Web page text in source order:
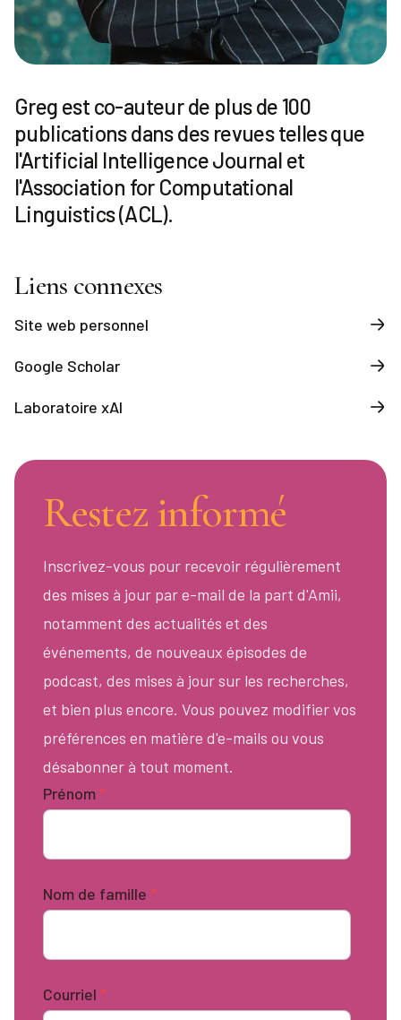
Greg est co-auteur de plus de 100
publications dans des revues telles que
l'Artificial Intelligence Journal et
l'Association for Computational
Linguistics (ACL).
Liens connexes
Site web personnel
Google Scholar
Laboratoire xAI
Restez informé
Inscrivez-vous pour recevoir régulièrement
des mises à jour par e-mail de la part d'Amii,
notamment des actualités et des
événements, de nouveaux épisodes de
podcast, des mises à jour sur les recherches,
et bien plus encore. Vous pouvez modifier vos
préférences en matière d'e-mails ou vous
désabonner à tout moment.
Prénom*
Nom de famille *
Courriel *